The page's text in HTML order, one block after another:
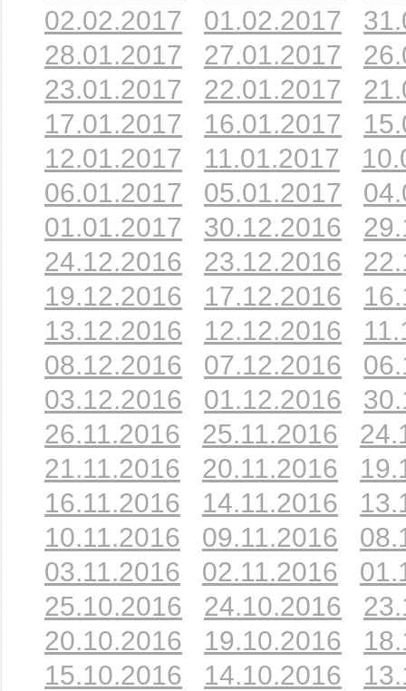
02.02.2017
01.02.2017
28.01.2017
27.01.2017
23.01.2017
22.01.2017
17.01.2017
16.01.2017
12.01.2017
11.01.2017
06.01.2017
05.01.2017
01.01.2017
30.12.2016
24.12.2016
23.12.2016
19.12.2016
17.12.2016
13.12.2016
12.12.2016
08.12.2016
07.12.2016
03.12.2016
01.12.2016
26.11.2016
25.11.2016
21.11.2016
20.11.2016
16.11.2016
14.11.2016
10.11.2016
09.11.2016
03.11.2016
02.11.2016
25.10.2016
24.10.2016
20.10.2016
19.10.2016
15.10.2016
14.10.2016